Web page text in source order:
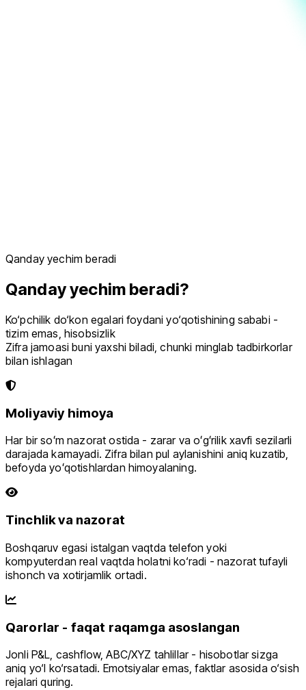
Qanday yechim beradi
Qandayyechim beradi?
Ko‘pchilik do‘kon egalari foydani yo‘qotishining sababi -
tizim emas, hisobsizlik
Zifra jamoasi buni yaxshi biladi, chunki minglab tadbirkorlar
bilan ishlagan
Moliyaviy himoya
Har bir soʻm nazorat ostida - zarar va oʻgʻrilik xavfi sezilarli
darajada kamayadi. Zifra bilan pul aylanishini aniq kuzatib,
befoyda yoʻqotishlardan himoyalaning.
Tinchlik va nazorat
Boshqaruv egasi istalgan vaqtda telefon yoki
kompyuterdan real vaqtda holatni ko‘radi - nazorat tufayli
ishonch va xotirjamlik ortadi.
Qarorlar - faqat raqamga asoslangan
Jonli P&L, cashflow, ABC/XYZ tahlillar - hisobotlar sizga
aniq yo‘l ko‘rsatadi. Emotsiyalar emas, faktlar asosida o‘sish
rejalari quring.